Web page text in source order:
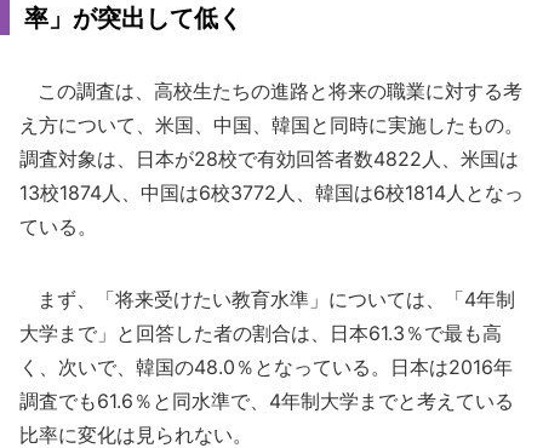
率」が突出して低く
この調査は、高校生たちの進路と将来の職業に対する考
え方について、米国、中国、韓国と同時に実施したもの。
調査対象は、日本が28校で有効回答者数4822人、米国は
13校1874人、中国は6校3772人、韓国は6校1814人となっ
ている。
まず、「将来受けたい教育水準」については、「4年制
大学まで」と回答した者の割合は、日本61.3％で最も高
く、次いで、韓国の48.0％となっている。日本は2016年
調査でも61.6％と同水準で、4年制大学までと考えている
比率に変化は見られない。